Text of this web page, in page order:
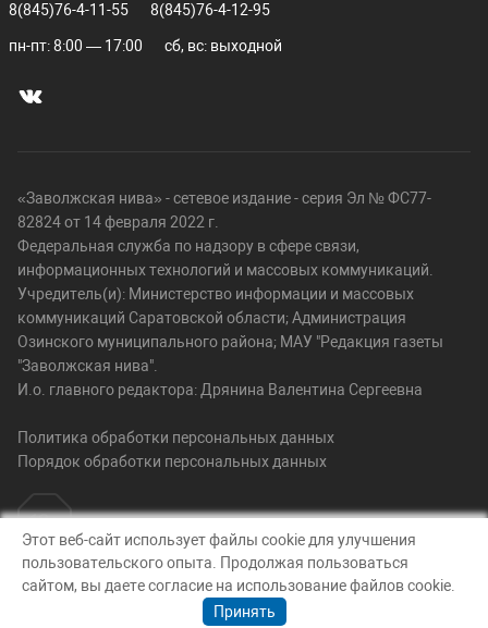
8(845)76-4-11-55 8(845)76-4-12-95
пн-пт: 8:00 — 17:00 сб, вс: выходной
«Заволжская нива» - сетевое издание - серия Эл № ФС77-
82824 от 14 февраля 2022 г.
Федеральная служба по надзору в сфере связи,
информационных технологий и массовых коммуникаций.
Учредитель(и): Министерство информации и массовых
коммуникаций Саратовской области; Администрация
Озинского муниципального района; МАУ "Редакция газеты
"Заволжская нива".
И.о. главного редактора: Дрянина Валентина Сергеевна
Политика обработки персональных данных
Порядок обработки персональных данных
© Заволжская нива, 2026
Создание сайта — nopreset
Этот веб-сайт использует файлы cookie для улучшения
пользовательского опыта. Продолжая пользоваться
сайтом, вы даете согласие на использование файлов cookie.
Принять